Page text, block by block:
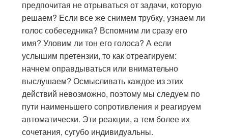
предпочитая не отрываться от задачи, которую
решаем? Если все же снимем трубку, узнаем ли
голос собеседника? Вспомним ли сразу его
имя? Уловим ли тон его голоса? А если
услышим претензии, то как отреагируем:
начнем оправдываться или внимательно
выслушаем? Осмысливать каждое из этих
действий невозможно, поэтому мы следуем по
пути наименьшего сопротивления и реагируем
автоматически. Эти реакции, а тем более их
сочетания, сугубо индивидуальны.